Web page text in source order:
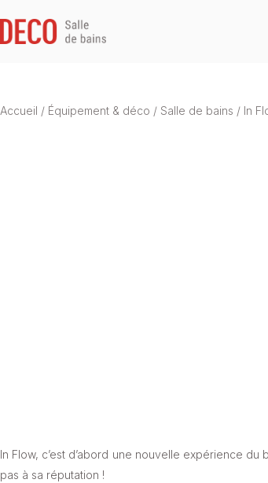
Accueil / Équipement & déco / Salle de bains / In
In Flow, c’est d’abord une nouvelle expérience
pas à sa réputation !